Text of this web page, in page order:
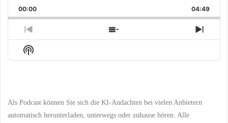
Rate
Forward
00:00 04:49
Previous
Episode
Show
Episodes
Next
Show
Podcast
Als Podcast können Sie sich die KI-Andachten bei vielen Anbietern
automatisch herunterladen, unterwegs oder zuhause hören. Alle